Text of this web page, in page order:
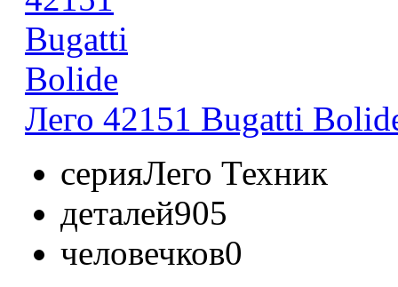
Лего 42151 Bugatti
серияЛего Техник
деталей905
человечков0